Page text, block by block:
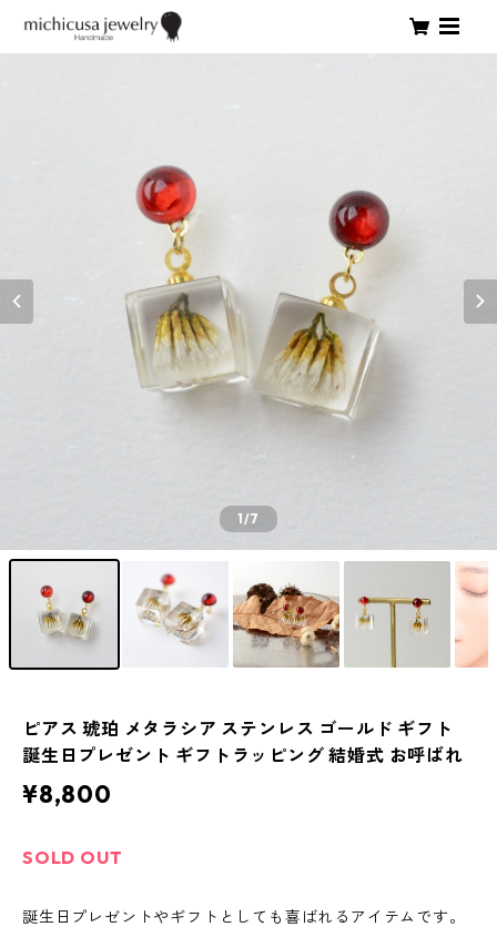
1/7
ピアス 琥珀 メタラシア ステンレス ゴールド ギフト
誕生日プレゼント ギフトラッピング 結婚式 お呼ばれ
¥8,800
SOLD OUT
誕生日プレゼントやギフトとしても喜ばれるアイテムです。